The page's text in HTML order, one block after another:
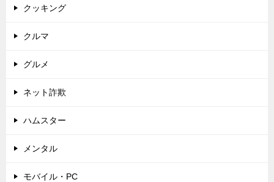
クッキング
クルマ
グルメ
ネット詐欺
ハムスター
メンタル
モバイル・PC